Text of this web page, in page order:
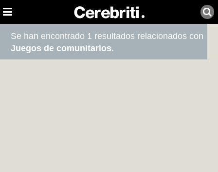
Se han encontrado 1 resultados relacionados con
Juegos de comunitarios.